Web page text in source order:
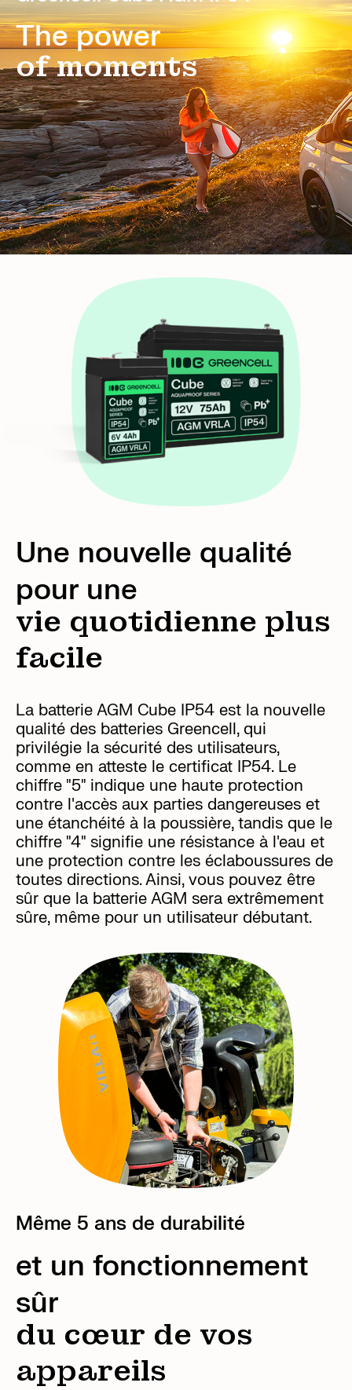
The power
of moments
Une nouvelle qualité
pour une
vie quotidienne plus
facile
La batterie AGM Cube IP54 est la nouvelle
qualité des batteries Greencell, qui
privilégie la sécurité des utilisateurs,
comme en atteste le certificat IP54. Le
chiffre "5" indique une haute protection
contre l'accès aux parties dangereuses et
une étanchéité à la poussière, tandis que le
chiffre "4" signifie une résistance à l'eau et
une protection contre les éclaboussures de
toutes directions. Ainsi, vous pouvez être
sûr que la batterie AGM sera extrêmement
sûre, même pour un utilisateur débutant.
Même 5 ans de durabilité
et un fonctionnement
sûr
du cœur de vos
appareils